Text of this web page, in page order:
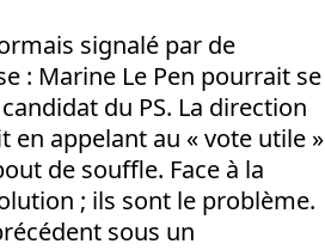
signalé par de
: Marine Le Pen pourrait se
du PS. La direction
en appelant au « vote utile »
de souffle. Face à la
; ils sont le problème.
sous un